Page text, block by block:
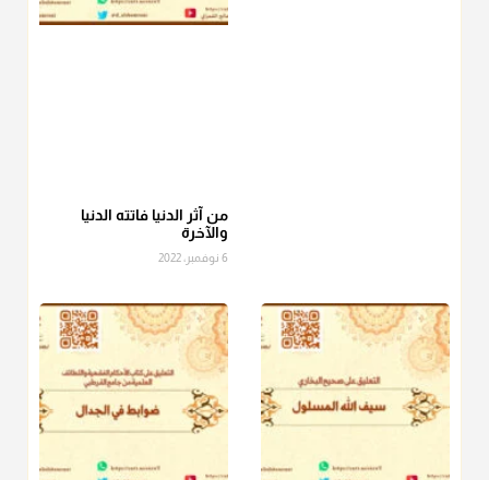
الصاع..فمن شق عليه إخراج الطعام هذه الأيام وأراد إخراج القيمة
أ.د. صالح الشمراني
دفعزكاة الفطرللمسكين القريب صدقة وصلة وهو أفضل من
دفعها للبعيد ولا تغرك مظاهر ووظائف بعض الأقارب فإن
منذ 3 شهر
من آثر الدنيا فاتته الدنيا
والآخرة
6 نوفمبر، 2022